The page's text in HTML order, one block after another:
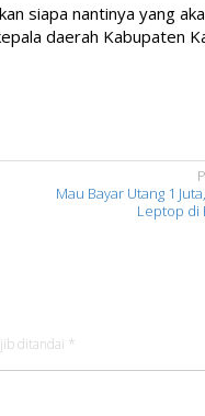
siapa nantinya yang
daerah Kabupaten
Mau Bayar Utang 1
Leptop di
ditandai *